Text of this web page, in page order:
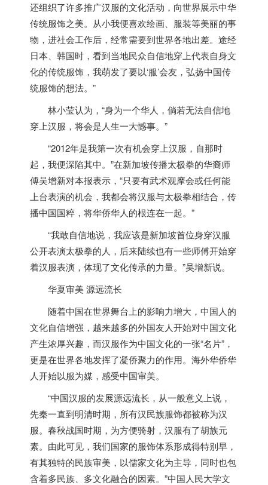
还组织了许多推广汉服的文化活动，向世界展示中华
传统服饰之美。从小我便喜欢绘画、服装等美丽的事
物，进社会工作后，经常需要到世界各地出差。途经
日本、韩国时，看到当地民众自信地穿上代表自身文
化的传统服饰，我萌发了要以‘服’会友，弘扬中国传
统服饰的想法。”
林小莹认为，“身为一个华人，倘若无法自信地
穿上汉服，将会是人生一大憾事。”
“2012年是我第一次有机会穿上汉服，自那时
起，我便深陷其中。”在新加坡传播太极拳的华裔师
傅吴增新对本报表示，“只要有武术观摩会或任何能
上台表演的机会，我都会将汉服与太极拳相结合，传
播中国国粹，将华侨华人的根连在一起。”
“我敢自信地说，我应该是新加坡首位身穿汉服
公开表演太极拳的人，后来陆续也有一些师傅开始穿
着汉服表演，体现了文化传承的力量。”吴增新说。
华夏审美 源远流长
随着中国在世界舞台上的影响力增大，中国人的
文化自信增强，越来越多的外国友人开始对中国文化
产生浓厚兴趣，而汉服作为中国文化的一张“名片”，
更是在世界各地发挥了凝侨聚力的作用。海外华侨华
人开始以服为媒，感受中国审美。
“中国汉服的发展源远流长，从一般意义上说，
先秦一直到明清时期，所有汉民族服饰都被称为汉
服。春秋战国时期，为方便骑射，汉服有了胡族元
素。由此可见，我们国家的服饰体系形成得特别早，
有其独特的民族审美，以儒家文化为主导，同时也包
含着多民族、多文化融合的因素。”中国人民大学文